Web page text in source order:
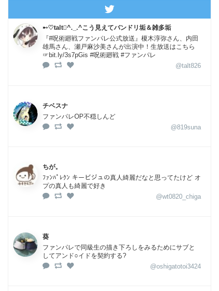
➸♡talt^._.^こう見えてバンドリ垢＆雑多垢
『#呪術廻戦ファンパレ公式放送』榎木淳弥さん、内田
雄馬さん、瀬戸麻沙美さんが出演中！生放送はこちら
☞bit.ly/3s7pGis #呪術廻戦 #ファンパレ
@talt826
チベスナ
ファンパレOP不穏しんど
@819suna
ちが。
ﾌｧﾝﾊﾟﾚｸﾝ キービジュの真人綺麗だなと思ってたけど オ
プの真人も綺麗で好き
@wt0820_chiga
葵
ファンパレで同級生の描き下ろしをみるためにサブと
してアンド○イドを契約する?
@oshigatotoi3424